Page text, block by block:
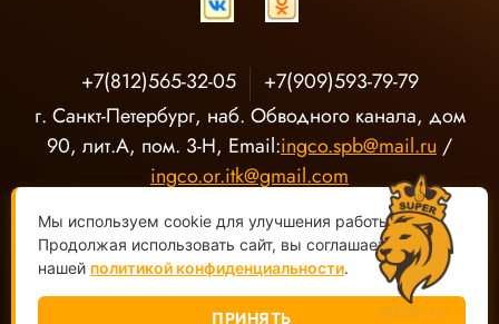
+7(812)565-32-05
+7(909)593-79-79
г. Санкт-Петербург, наб. Обводного канала, дом
90, лит.А, пом. 3-Н, Email:ingco.spb@mail.ru /
ingco.or.itk@gmail.com
Мы используем cookie для улучшения работы сайта.
Продолжая использовать сайт, вы соглашаетесь с
нашей политикой конфиденциальности.
ПРИНЯТЬ